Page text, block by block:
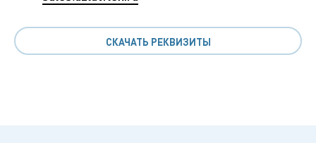
СКАЧАТЬ РЕКВИЗИТЫ